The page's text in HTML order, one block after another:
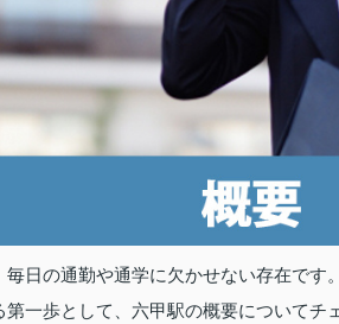
日の通勤や通学に欠かせない存在です。
一歩として、六甲駅の概要についてチ